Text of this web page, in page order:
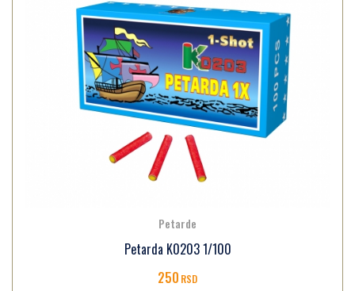
Petarde
Petarda K0203 1/100
250RSD